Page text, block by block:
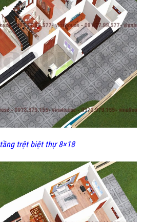
trệt biệt thự 8×18